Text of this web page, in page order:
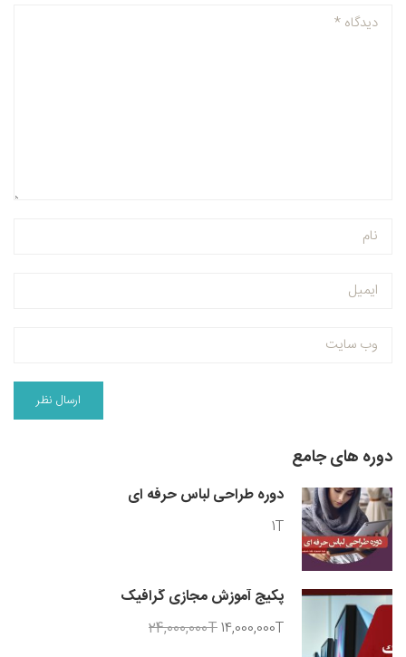
دوره های جامع
دوره طراحی لباس حرفه ای
1T
پکیج آموزش مجازی گرافیک
24,000,000T14,000,000T